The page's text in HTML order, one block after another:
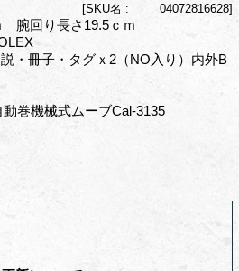
[SKU名 : 04072816628]
腕回り長さ19.5ｃｍ
・冊子・タグｘ2（NO入り）内外B
機械式ムーブCal-3135